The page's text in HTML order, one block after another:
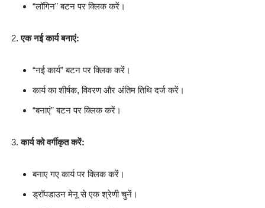
“लॉगिन” बटन पर क्लिक करें।
एक नई कार्य बनाएं:
“नई कार्य” बटन पर क्लिक करें।
कार्य का शीर्षक, विवरण और अंतिम तिथि दर्ज करें।
“बनाएं” बटन पर क्लिक करें।
कार्य को वर्गीकृत करें:
बनाए गए कार्य पर क्लिक करें।
ड्रॉपडाउन मेनू से एक श्रेणी चुनें।